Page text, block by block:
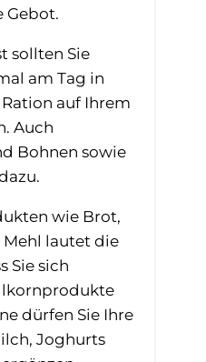
Gebot.
sollten Sie
am Tag in
auf Ihrem
Auch
Bohnen sowie
wie Brot,
Mehl lautet die
Sie sich
dürfen Sie Ihre
Joghurts